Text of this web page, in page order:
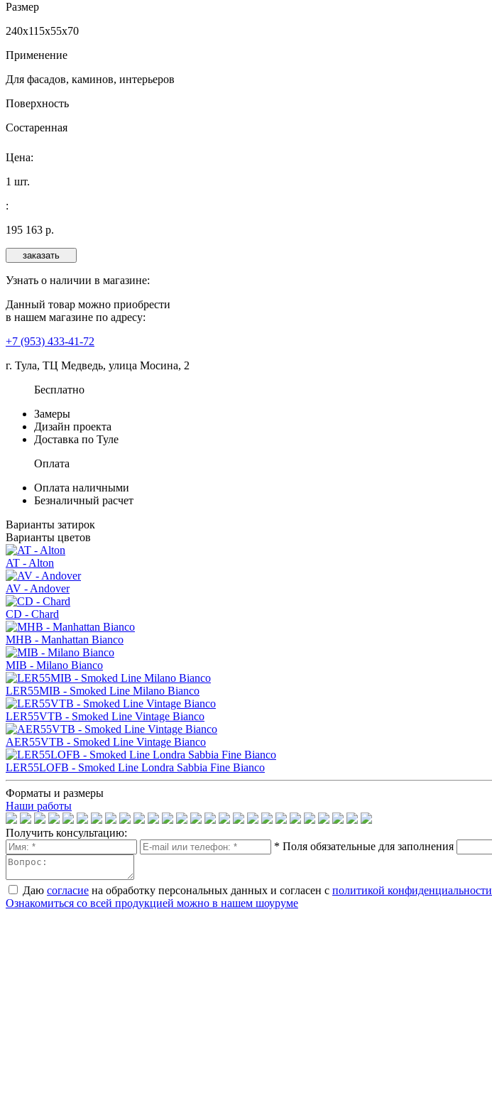
Размер
240х115x55x70
Применение
Для фасадов, каминов, интерьеров
Поверхность
Состаренная
Цена:
1 шт.
:
195 163 р.
Узнать о наличии в магазине:
Данный товар можно приобрести
в нашем магазине по адресу:
+7 (953) 433-41-72
г. Тула, ТЦ Медведь, улица Мосина, 2
Бесплатно
Замеры
Дизайн проекта
Доставка по Туле
Оплата
Оплата наличными
Безналичный расчет
Варианты затирок
Варианты цветов
AT - Alton
AV - Andover
CD - Chard
MHB - Manhattan Bianco
MIB - Milano Bianco
LER55MIB - Smoked Line Milano Bianco
LER55VTB - Smoked Line Vintage Bianco
AER55VTB - Smoked Line Vintage Bianco
LER55LOFB - Smoked Line Londra Sabbia Fine Bianco
Форматы и размеры
Наши работы
Получить консультацию:
* Поля обязательные для заполнения
Даю согласие на обработку персональных данных и согласен с политикой конфиденциальности
Ознакомиться со всей продукцией можно в нашем шоуруме